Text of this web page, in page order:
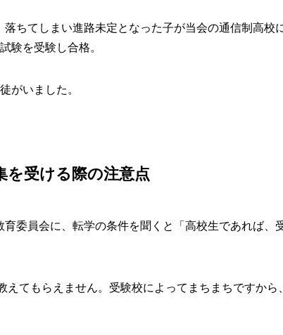
ちてしまい進路未定となった子が当会の通信制高校
験を受験し合格。
がいました。
を受ける際の注意点
委員会に、転学の条件を聞くと「高校生であれば、
えてもらえません。受験校によってまちまちですから